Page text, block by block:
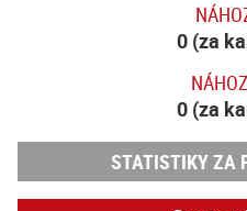
0 (za
0 (za
STATISTIKY ZA